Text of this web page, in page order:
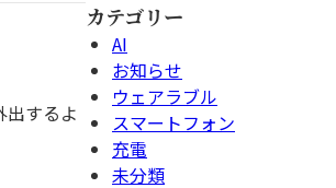
するよ
カテゴリー
AI
お知らせ
ウェアラブル
スマートフォン
充電
未分類